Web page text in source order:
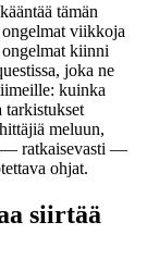
tämän
ongelmat viikkoja
kiinni
joka ne
kuinka
tarkistukset
meluun,
— ratkaisevasti —
ohjat.
siirtää